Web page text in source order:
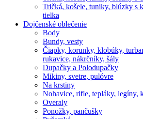
Tričká, košele, tuniky, blúzky s
tielka
Dojčenské oblečenie
Body
Bundy, vesty
Čiapky, korunky, klobúky,
rukavice, nákrčníky, šály
Dupačky a Polodupačky
Mikiny, svetre, pulóvre
Na krstiny
Nohavice, rifle, tepláky, legíny,
Overaly
Ponožky, pančušky